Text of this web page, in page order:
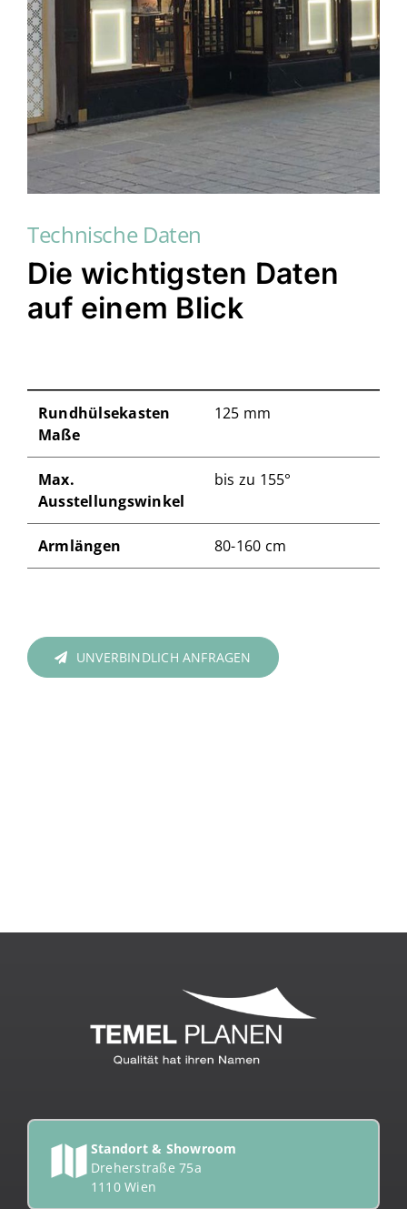
Technische Daten
Die wichtigsten Daten
auf einem Blick
Rundhülsekasten
Maße
125 mm
Max.
Ausstellungswinkel
bis zu 155°
Armlängen 80-160 cm
UNVERBINDLICH ANFRAGEN
Standort & Showroom
Dreherstraße 75a
1110 Wien